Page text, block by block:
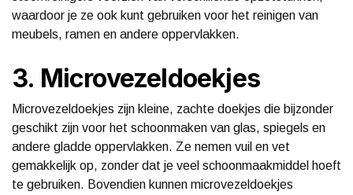
waardoor je ze ook kunt gebruiken voor het reinigen van
meubels, ramen en andere oppervlakken.
3. Microvezeldoekjes
Microvezeldoekjes zijn kleine, zachte doekjes die bijzonder
geschikt zijn voor het schoonmaken van glas, spiegels en
andere gladde oppervlakken. Ze nemen vuil en vet
gemakkelijk op, zonder dat je veel schoonmaakmiddel hoeft
te gebruiken. Bovendien kunnen microvezeldoekjes